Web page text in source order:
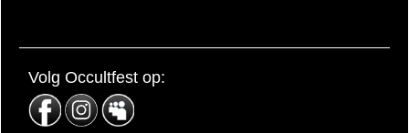
Volg Occultfest op: